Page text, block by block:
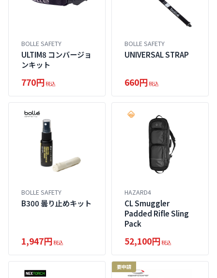
BOLLE SAFETY
ULTIM8 コンバージョ
ンキット
770円税込
BOLLE SAFETY
UNIVERSAL STRAP
660円税込
BOLLE SAFETY
B300 曇り止めキット
1,947円税込
HAZARD4
CL Smuggler
Padded Rifle Sling
Pack
52,100円税込
要申請